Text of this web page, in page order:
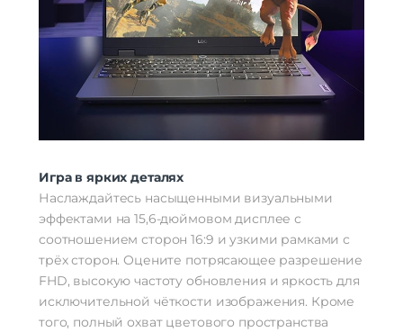
Игра в ярких деталях
Наслаждайтесь насыщенными визуальными
эффектами на 15,6-дюймовом дисплее с
соотношением сторон 16:9 и узкими рамками с
трёх сторон. Оцените потрясающее разрешение
FHD, высокую частоту обновления и яркость для
исключительной чёткости изображения. Кроме
того, полный охват цветового пространства